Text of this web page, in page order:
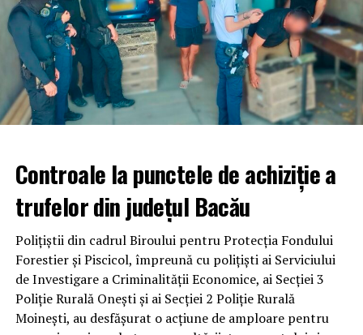
Controale la punctele de achiziție a
trufelor din județul Bacău
Polițiștii din cadrul Biroului pentru Protecția Fondului
Forestier și Piscicol, împreună cu polițiști ai Serviciului
de Investigare a Criminalității Economice, ai Secției 3
Poliție Rurală Onești și ai Secției 2 Poliție Rurală
Moinești, au desfășurat o acțiune de amploare pentru